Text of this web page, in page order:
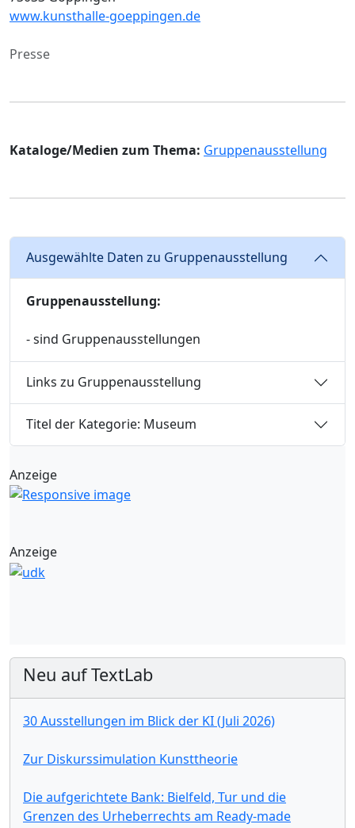
www.kunsthalle-goeppingen.de
Presse
Kataloge/Medien zum Thema: Gruppenausstellung
Ausgewählte Daten zu Gruppenausstellung
Gruppenausstellung:
- sind Gruppenausstellungen
Links zu Gruppenausstellung
Titel der Kategorie: Museum
Anzeige
Anzeige
Neu auf TextLab
30 Ausstellungen im Blick der KI (Juli 2026)
Zur Diskurssimulation Kunsttheorie
Die aufgerichtete Bank: Bielfeld, Tur und die
Grenzen des Urheberrechts am Ready-made